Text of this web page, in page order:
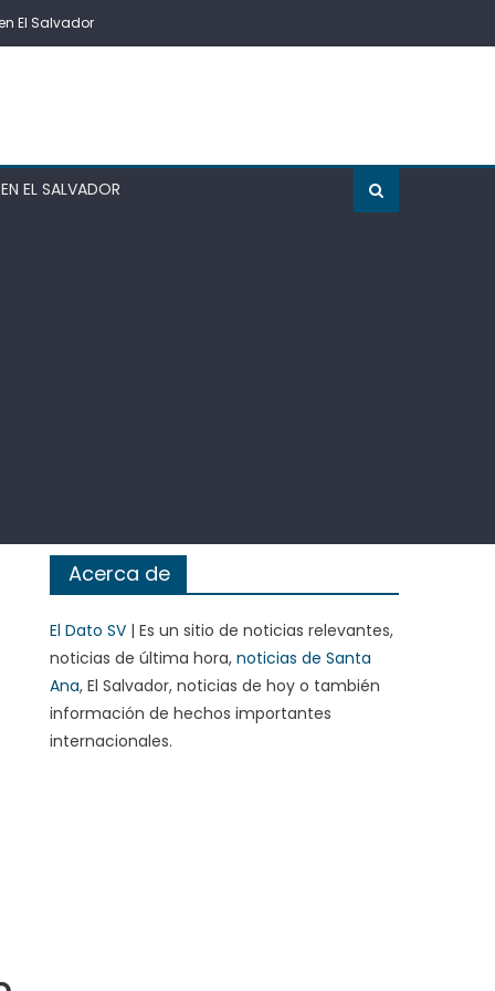
El Salvador
EL SALVADOR
Acerca de
El Dato SV | Es un sitio de noticias relevantes,
noticias de última hora,noticias de Santa
Ana, El Salvador, noticias de hoy o también
información de hechos importantes
internacionales.